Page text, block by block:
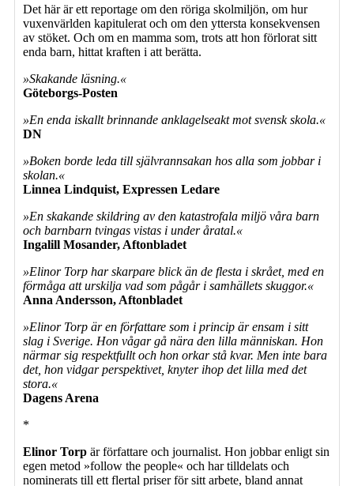
Det här är ett reportage om den röriga skolmiljön, om hur
vuxenvärlden kapitulerat och om den yttersta konsekvensen
av stöket. Och om en mamma som, trots att hon förlorat sitt
enda barn, hittat kraften i att berätta.
»Skakande läsning.«
Göteborgs-Posten
»En enda iskallt brinnande anklagelseakt mot svensk skola.«
DN
»Boken borde leda till självrannsakan hos alla som jobbar i
skolan.«
Linnea Lindquist, Expressen Ledare
»En skakande skildring av den katastrofala miljö våra barn
och barnbarn tvingas vistas i under åratal.«
Ingalill Mosander, Aftonbladet
»Elinor Torp har skarpare blick än de flesta i skrået, med en
förmåga att urskilja vad som pågår i samhällets skuggor.«
Anna Andersson, Aftonbladet
»Elinor Torp är en författare som i princip är ensam i sitt
slag i Sverige. Hon vågar gå nära den lilla människan. Hon
närmar sig respektfullt och hon orkar stå kvar. Men inte bara
det, hon vidgar perspektivet, knyter ihop det lilla med det
stora.«
Dagens Arena
*
Elinor Torp är författare och journalist. Hon jobbar enligt sin
egen metod »follow the people« och har tilldelats och
nominerats till ett flertal priser för sitt arbete, bland annat